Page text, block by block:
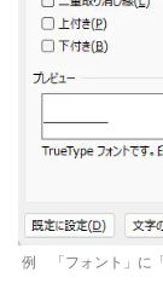
例 「フォント」に